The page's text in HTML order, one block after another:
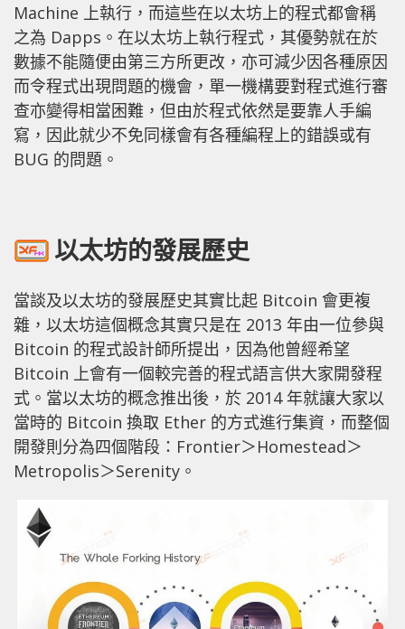
Machine 上執行，而這些在以太坊上的程式都會稱
之為 Dapps。在以太坊上執行程式，其優勢就在於
數據不能隨便由第三方所更改，亦可減少因各種原因
而令程式出現問題的機會，單一機構要對程式進行審
查亦變得相當困難，但由於程式依然是要靠人手編
寫，因此就少不免同樣會有各種編程上的錯誤或有
BUG 的問題。
以太坊的發展歷史
當談及以太坊的發展歷史其實比起 Bitcoin 會更複
雜，以太坊這個概念其實只是在 2013 年由一位參與
Bitcoin 的程式設計師所提出，因為他曾經希望
Bitcoin 上會有一個較完善的程式語言供大家開發程
式。當以太坊的概念推出後，於 2014 年就讓大家以
當時的 Bitcoin 換取 Ether 的方式進行集資，而整個
開發則分為四個階段：Frontier＞Homestead＞
Metropolis＞Serenity。